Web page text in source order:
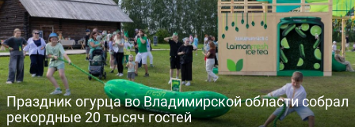
Праздник огурца во Владимирской области собрал
рекордные 20 тысяч гостей